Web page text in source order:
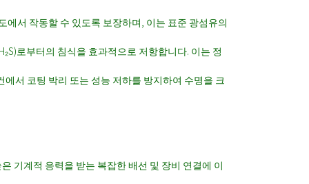
에서 작동할 수 있도록 보장하며, 이는 표준 광섬유의
로부터의 침식을 효과적으로 저항합니다. 이는 정
서 코팅 박리 또는 성능 저하를 방지하여 수명을 크
기계적 응력을 받는 복잡한 배선 및 장비 연결에 이